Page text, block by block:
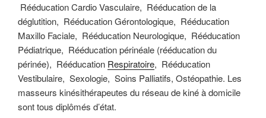
Rééducation Cardio Vasculaire, Rééducation de la
déglutition, Rééducation Gérontologique, Rééducation
Maxillo Faciale, Rééducation Neurologique, Rééducation
Pédiatrique, Rééducation périnéale (rééducation du
périnée), Rééducation Respiratoire, Rééducation
Vestibulaire, Sexologie, Soins Palliatifs, Ostéopathie. Les
masseurs kinésithérapeutes du réseau de kiné à domicile
sont tous diplômés d’état.